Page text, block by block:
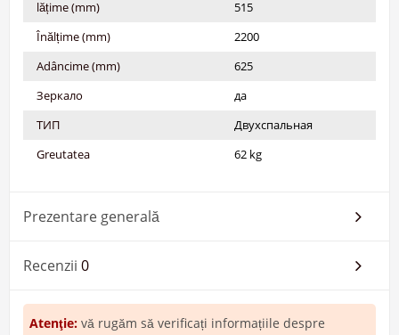
lățime (mm)
515
Înălțime (mm)
2200
Adâncime (mm)
625
Зеркало
да
ТИП
Двухспальная
Greutatea
62 kg
Prezentare generală
Recenzii 0
Atenţie: vă rugăm să verificați informațiile despre